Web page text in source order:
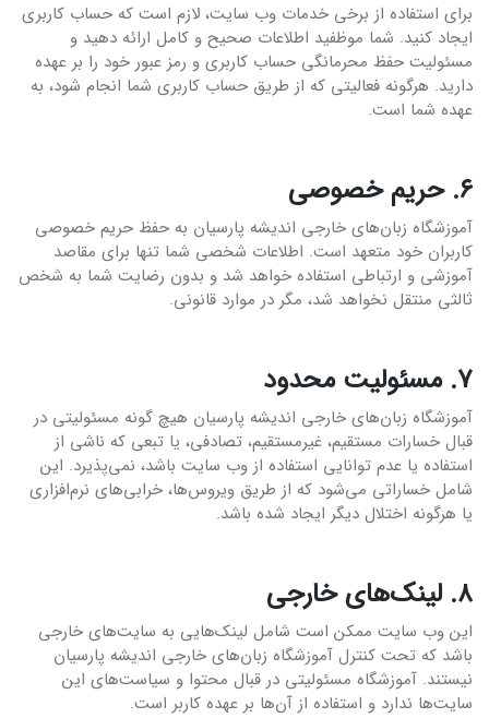
برای استفاده از برخی خدمات وب سایت، لازم است که حساب کاربری
ایجاد کنید. شما موظفید اطلاعات صحیح و کامل ارائه دهید و
مسئولیت حفظ محرمانگی حساب کاربری و رمز عبور خود را بر عهده
دارید. هرگونه فعالیتی که از طریق حساب کاربری شما انجام شود، به
عهده شما است.
۶. حریم خصوصی
آموزشگاه زبان‌های خارجی اندیشه پارسیان به حفظ حریم خصوصی
کاربران خود متعهد است. اطلاعات شخصی شما تنها برای مقاصد
آموزشی و ارتباطی استفاده خواهد شد و بدون رضایت شما به شخص
ثالثی منتقل نخواهد شد، مگر در موارد قانونی.
۷. مسئولیت محدود
آموزشگاه زبان‌های خارجی اندیشه پارسیان هیچ گونه مسئولیتی در
قبال خسارات مستقیم، غیرمستقیم، تصادفی، یا تبعی که ناشی از
استفاده یا عدم توانایی استفاده از وب سایت باشد، نمی‌پذیرد. این
شامل خساراتی می‌شود که از طریق ویروس‌ها، خرابی‌های نرم‌افزاری
یا هرگونه اختلال دیگر ایجاد شده باشد.
۸. لینک‌های خارجی
این وب سایت ممکن است شامل لینک‌هایی به سایت‌های خارجی
باشد که تحت کنترل آموزشگاه زبان‌های خارجی اندیشه پارسیان
نیستند. آموزشگاه مسئولیتی در قبال محتوا و سیاست‌های این
سایت‌ها ندارد و استفاده از آن‌ها بر عهده کاربر است.